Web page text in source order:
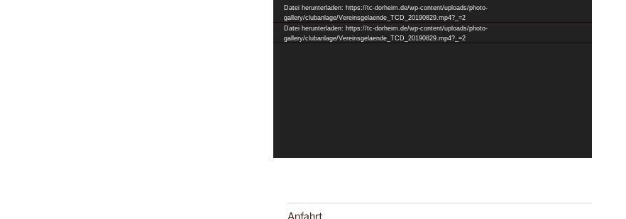
Datei herunterladen: https://tc-dorheim.de/wp-content/uploads/photo-
gallery/clubanlage/Vereinsgelaende_TCD_20190829.mp4?_=2
Datei herunterladen: https://tc-dorheim.de/wp-content/uploads/photo-
gallery/clubanlage/Vereinsgelaende_TCD_20190829.mp4?_=2
Anfahrt